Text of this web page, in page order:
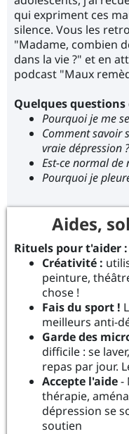
qui expriment ces
silence. Vous les
"Madame, combien
dans la vie ?" et en
podcast "Maux
Quelques questions
Pourquoi je me
Comment savoir
vraie dépression ?
Est-ce normal de
Pourquoi je
Aides,
Rituels pour t'aider :
Créativité :
peinture,
chose !
Fais du sport !
meilleurs anti-
Garde des
difficile : se
repas par jour.
Accepte l'aide-
thérapie,
dépression se
soutien